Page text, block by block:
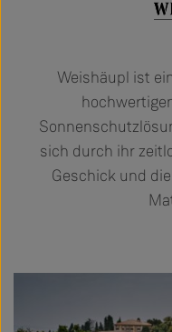
Weishäupl ist
sich durch ihr
Geschick und